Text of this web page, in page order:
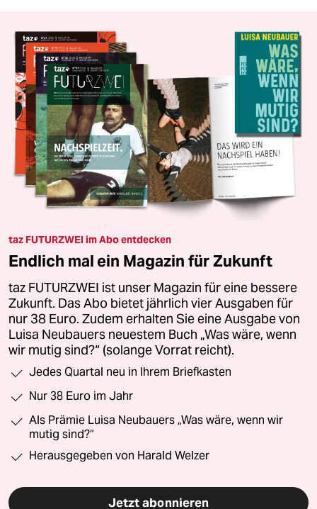
taz FUTURZWEI im Abo entdecken
Endlich mal ein Magazin für Zukunft
taz FUTURZWEI ist unser Magazin für eine bessere
Zukunft. Das Abo bietet jährlich vier Ausgaben für
nur 38 Euro. Zudem erhalten Sie eine Ausgabe von
Luisa Neubauers neuestem Buch „Was wäre, wenn
wir mutig sind?“ (solange Vorrat reicht).
Jedes Quartal neu in Ihrem Briefkasten
Nur 38 Euro im Jahr
Als Prämie Luisa Neubauers „Was wäre, wenn wir
mutig sind?“
Herausgegeben von Harald Welzer
Jetzt abonnieren